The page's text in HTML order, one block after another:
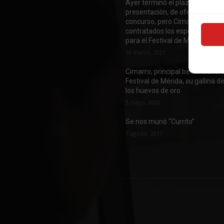
Ayer terminó el plazo de
presentación, de ofertas al
concurso, pero Cimarro ya
contratados los espectáculos
para el Festival de Mérida 2021
10 marzo, 2021
Cimarro, principal beneficiario
Festival de Mérida, su gallina de
los huevos de oro
5 mayo, 2020
Se nos murió “Currito”
7 agosto, 2017